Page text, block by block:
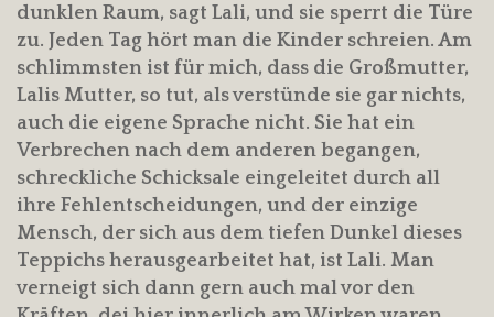
dunklen Raum, sagt Lali, und sie sperrt die Türe
zu. Jeden Tag hört man die Kinder schreien. Am
schlimmsten ist für mich, dass die Großmutter,
Lalis Mutter, so tut, als verstünde sie gar nichts,
auch die eigene Sprache nicht. Sie hat ein
Verbrechen nach dem anderen begangen,
schreckliche Schicksale eingeleitet durch all
ihre Fehlentscheidungen, und der einzige
Mensch, der sich aus dem tiefen Dunkel dieses
Teppichs herausgearbeitet hat, ist Lali. Man
verneigt sich dann gern auch mal vor den